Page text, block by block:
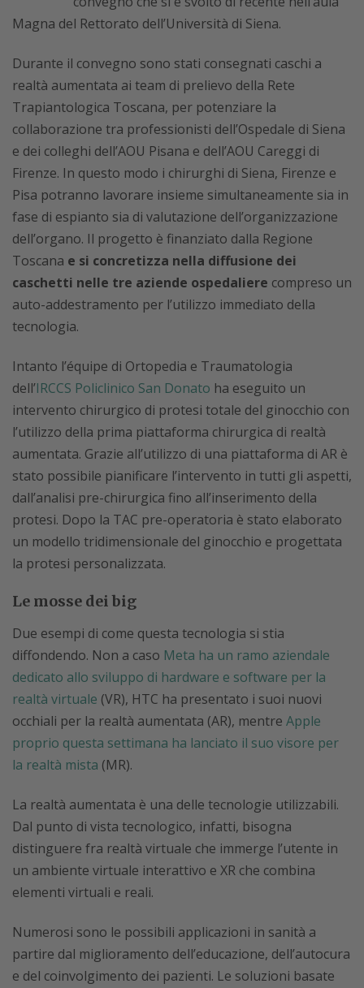
Magna del Rettorato dell’Università di Siena.
Durante il convegno sono stati consegnati caschi a
realtà aumentata ai team di prelievo della Rete
Trapiantologica Toscana, per potenziare la
collaborazione tra professionisti dell’Ospedale di Siena
e dei colleghi dell’AOU Pisana e dell’AOU Careggi di
Firenze. In questo modo i chirurghi di Siena, Firenze e
Pisa potranno lavorare insieme simultaneamente sia in
fase di espianto sia di valutazione dell’organizzazione
dell’organo. Il progetto è finanziato dalla Regione
Toscana e si concretizza nella diffusione dei
caschetti nelle tre aziende ospedaliere compreso un
auto-addestramento per l’utilizzo immediato della
tecnologia.
Intanto l’équipe di Ortopedia e Traumatologia
dell’IRCCS Policlinico San Donato ha eseguito un
intervento chirurgico di protesi totale del ginocchio con
l’utilizzo della prima piattaforma chirurgica di realtà
aumentata. Grazie all’utilizzo di una piattaforma di AR è
stato possibile pianificare l’intervento in tutti gli aspetti,
dall’analisi pre-chirurgica fino all’inserimento della
protesi. Dopo la TAC pre-operatoria è stato elaborato
un modello tridimensionale del ginocchio e progettata
la protesi personalizzata.
Le mosse dei big
Due esempi di come questa tecnologia si stia
diffondendo. Non a caso Meta ha un ramo aziendale
dedicato allo sviluppo di hardware e software per la
realtà virtuale (VR), HTC ha presentato i suoi nuovi
occhiali per la realtà aumentata (AR), mentre Apple
proprio questa settimana ha lanciato il suo visore per
la realtà mista (MR).
La realtà aumentata è una delle tecnologie utilizzabili.
Dal punto di vista tecnologico, infatti, bisogna
distinguere fra realtà virtuale che immerge l’utente in
un ambiente virtuale interattivo e XR che combina
elementi virtuali e reali.
Numerosi sono le possibili applicazioni in sanità a
partire dal miglioramento dell’educazione, dell’autocura
e del coinvolgimento dei pazienti. Le soluzioni basate